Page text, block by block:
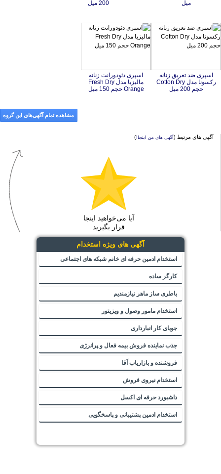
میل
200 میل
اسپری ضد تعریق زنانه
رکسونا مدل Cotton Dry
حجم 200 میل
اسپری دئودورانت زنانه
ماليزيا مدل Fresh Dry
Orange حجم 150 میل
مشاهده تمام آگهی‌های این گروه
آگهی های مرتبط (آگهی های من اینجا!)
آیا می‌خواهید اینجا
قرار بگیرید
آگهی های ویژه استخدام
استخدام ادمین حرفه ای خانم شبکه های اجتماعی
کارگر ساده
باطری ساز ماهر نیازمندیم
استخدام مامور وصول و ویزیتور
جویای کار انبارداری
جذب نماینده فروش بیمه فعال و پرانرژی
فروشنده و بازاریاب آقا
استخدام نیروی فروش
داشبورد حرفه ای اکسل
استخدام ادمین پشتیبانی و پاسخگویی